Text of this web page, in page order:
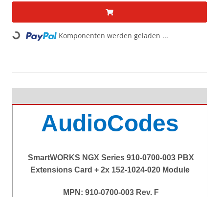
Loading... Komponenten werden geladen ...
AudioCodes
SmartWORKS NGX Series 910-0700-003 PBX
Extensions Card + 2x 152-1024-020 Module
MPN: 910-0700-003 Rev. F